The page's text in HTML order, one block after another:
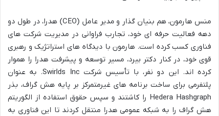
منس هارمون، هم بنیان گذار و مدیر عامل (CEO) هدرا، در طول دو
دهه فعالیت حرفه ای خود، تجارب فراوانی در مدیریت شرکت های
فناوری کسب کرده است. هارمون با دیدگاه های استراتژیک و رهبری
قوی خود، در کنار دکتر بیرد، مسیر توسعه و پیشرفت هدرا را هموار
کرده اند. این دو نفر، با تأسیس شرکت Swirlds Inc. به عنوان
پلتفرمی برای ساخت برنامه های غیرمتمرکز بر پایه هش گراف، بذر
Hedera Hashgraph را کاشتند و سپس حقوق استفاده از الگوریتم
هش گراف را به شبکه عمومی هدرا منتقل کردند تا این فناوری به